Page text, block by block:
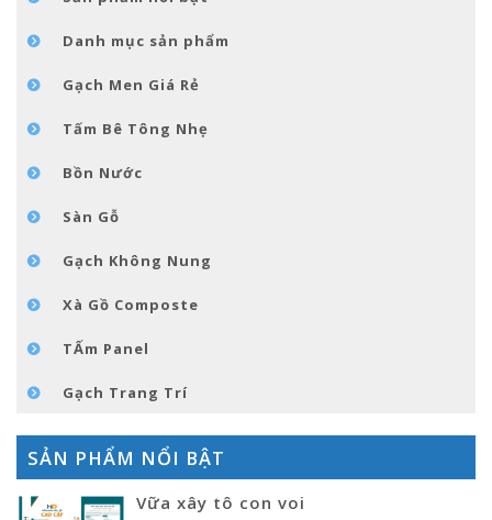
LIÊN HỆDanh mục sản phẩm
Gạch Men Giá Rẻ
Tấm Bê Tông Nhẹ
Bồn Nước
Sàn Gỗ
Gạch Không Nung
Xà Gồ Composte
TẤm Panel
Gạch Trang Trí
SẢN PHẨM NỔI BẬT
Vữa xây tô con voi